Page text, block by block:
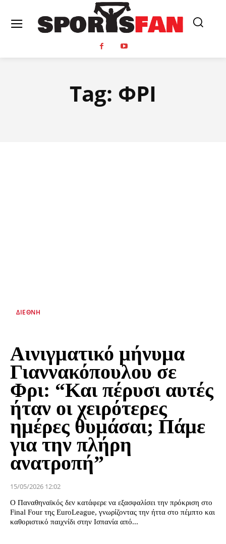
Tag: ΦΡΙ
ΔΙΕΘΝΉ
Αινιγματικό μήνυμα
Γιαννακόπουλου σε
Φρι: “Και πέρυσι αυτές
ήταν οι χειρότερες
ημέρες θυμάσαι; Πάμε
για την πλήρη
ανατροπή”
15/05/2026 12:02
Ο Παναθηναϊκός δεν κατάφερε να εξασφαλίσει την πρόκριση στο
Final Four της EuroLeague, γνωρίζοντας την ήττα στο πέμπτο και
καθοριστικό παιχνίδι στην Ισπανία από...